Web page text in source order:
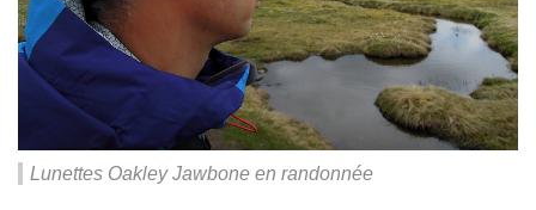
Lunettes Oakley Jawbone en randonnée